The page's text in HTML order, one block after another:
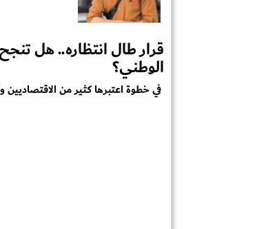
قرار طال انتظاره.. هل
الوطني؟
في خطوة اعتبرها كثير من الاقتصاديين